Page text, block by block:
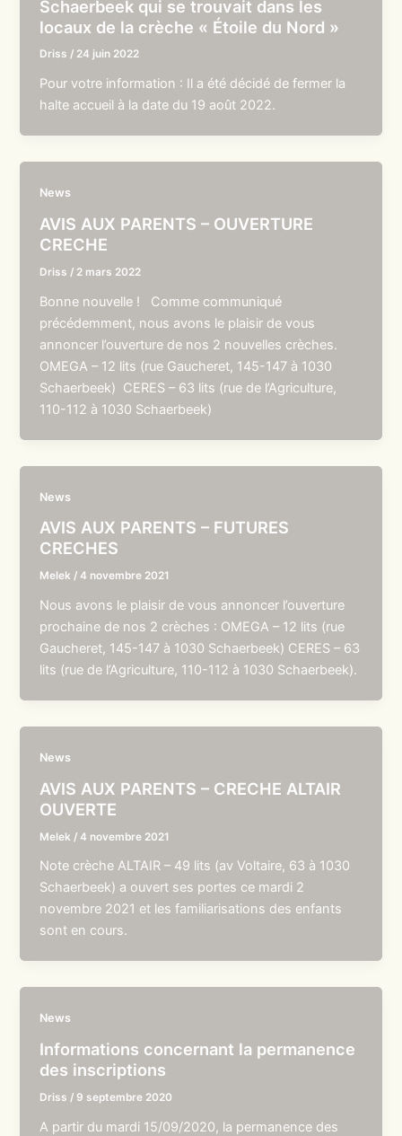
Schaerbeek qui se trouvait dans les
locaux de la crèche « Étoile du Nord »
Driss / 24 juin 2022
Pour votre information : Il a été décidé de fermer la
halte accueil à la date du 19 août 2022.
News
AVIS AUX PARENTS – OUVERTURE
CRECHE
Driss / 2 mars 2022
Bonne nouvelle ! Comme communiqué
précédemment, nous avons le plaisir de vous
annoncer l’ouverture de nos 2 nouvelles crèches.
OMEGA – 12 lits (rue Gaucheret, 145-147 à 1030
Schaerbeek) CERES – 63 lits (rue de l’Agriculture,
110-112 à 1030 Schaerbeek)
News
AVIS AUX PARENTS – FUTURES
CRECHES
Melek /4 novembre 2021
Nous avons le plaisir de vous annoncer l’ouverture
prochaine de nos 2 crèches : OMEGA – 12 lits (rue
Gaucheret, 145-147 à 1030 Schaerbeek) CERES – 63
lits (rue de l’Agriculture, 110-112 à 1030 Schaerbeek).
News
AVIS AUX PARENTS – CRECHE ALTAIR
OUVERTE
Melek /4 novembre 2021
Note crèche ALTAIR – 49 lits (av Voltaire, 63 à 1030
Schaerbeek) a ouvert ses portes ce mardi 2
novembre 2021 et les familiarisations des enfants
sont en cours.
News
Informations concernant la permanence
des inscriptions
Driss / 9 septembre 2020
A partir du mardi 15/09/2020, la permanence des